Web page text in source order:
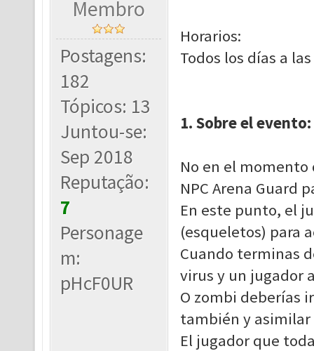
Membro
Postagens:
182
Tópicos: 13
Juntou-se:
Sep 2018
Reputação:
7
Personage
m:
pHcF0UR
Horarios:
Todos los días a las
1. Sobre el evento:
No en el momento
NPC Arena Guard
En este punto, el
(esqueletos) para
Cuando terminas
virus y un jugador
O zombi deberías
también y asimilar
El jugador que